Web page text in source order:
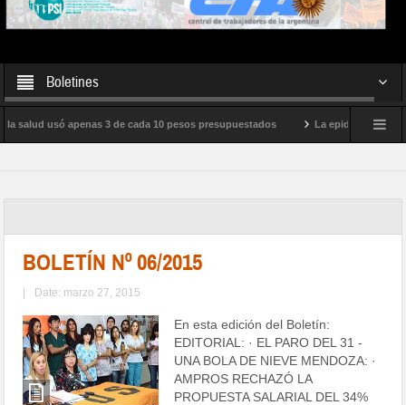
Boletines
usó apenas 3 de cada 10 pesos presupuestados La epidemia de
BOLETÍN Nº 06/2015
| Date: marzo 27, 2015
En esta edición del Boletín:
EDITORIAL: · EL PARO DEL 31 -
UNA BOLA DE NIEVE MENDOZA: ·
AMPROS RECHAZÓ LA
PROPUESTA SALARIAL DEL 34%